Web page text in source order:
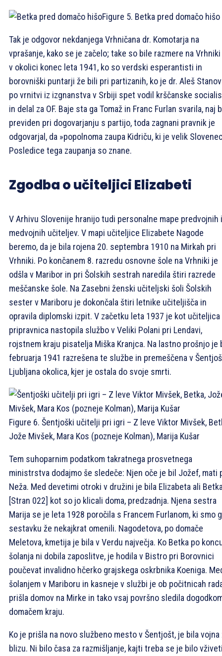
Figure 5. Betka pred domačo hišo
Tak je odgovor nekdanjega Vrhničana dr. Komotarja na
vprašanje, kako se je začelo; take so bile razmere na
v okolici konec leta 1941, ko so verdski esperantisti in
borovniški puntarji že bili pri partizanih, ko je dr. Aleš
po vrnitvi iz izgnanstva v Srbiji spet vodil krščanske
in delal za OF. Baje sta ga Tomaž in Franc Furlan svarila, naj
previden pri dogovarjanju s partijo, toda zagnani pravnik je
odgovarjal, da »popolnoma zaupa Kidriču, ki je velik
Posledice tega zaupanja so znane.
Zgodba o učiteljici Elizabeti
V Arhivu Slovenije hranijo tudi personalne mape predvojnih
medvojnih učiteljev. V mapi učiteljice Elizabete Nagode
beremo, da je bila rojena 20. septembra 1910 na Mirkah pri
Vrhniki. Po končanem 8. razredu osnovne šole na Vrhniki je
odšla v Maribor in pri Šolskih sestrah naredila štiri razrede
meščanske šole. Na Zasebni ženski učiteljski šoli Šolskih
sester v Mariboru je dokončala štiri letnike učiteljišča in
opravila diplomski izpit. V začetku leta 1937 je kot učiteljica
pripravnica nastopila službo v Veliki Polani pri Lendavi,
rojstnem kraju pisatelja Miška Kranjca. Na lastno prošnjo je
februarja 1941 razrešena te službe in premeščena v
Ljubljana okolica, kjer je ostala do svoje smrti.
Figure 6. Šentjoški učitelji pri igri – Z leve Viktor Mivšek,
Jože Mivšek, Mara Kos (pozneje Kolman), Marija Kušar
Tem suhoparnim podatkom takratnega prosvetnega
ministrstva dodajmo še sledeče: Njen oče je bil Jožef, mati
Neža. Med devetimi otroki v družini je bila Elizabeta ali
[Stran 022] kot so jo klicali doma, predzadnja. Njena sestra
Marija se je leta 1928 poročila s Francem Furlanom, ki smo
sestavku že nekajkrat omenili. Nagodetova, po domače
Meletova, kmetija je bila v Verdu največja. Ko Betka po
šolanja ni dobila zaposlitve, je hodila v Bistro pri Borovnici
poučevat invalidno hčerko grajskega oskrbnika Koeniga.
šolanjem v Mariboru in kasneje v službi je ob počitnicah
prišla domov na Mirke in tako vsaj površno sledila
domačem kraju.
Ko je prišla na novo službeno mesto v Šentjošt, je bila vojna
blizu. Ni bilo časa za razmišljanje, kajti treba se je bilo